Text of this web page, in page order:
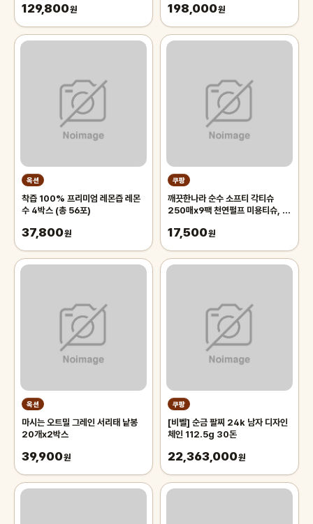
129,800원
오로라 90x120
198,000원
옥션
착즙 100% 프리미엄 레몬즙 레몬
수 4박스 (총 56포)
37,800원
쿠팡
깨끗한나라 순수 소프티 각티슈
250매x9팩 천연펄프 미용티슈, 3
17,500원
옥션
마시는 오트밀 그레인 서리태 낱봉
20개x2박스
39,900원
쿠팡
[비벨] 순금 팔찌 24k 남자 디자인
체인 112.5g 30돈
22,363,000원